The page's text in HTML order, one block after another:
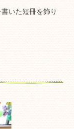
いた短冊を飾り